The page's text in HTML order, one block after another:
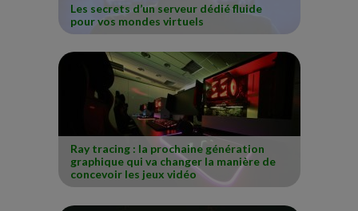
Les secrets d’un serveur dédié fluide
pour vos mondes virtuels
Ray tracing : la prochaine génération
graphique qui va changer la manière de
concevoir les jeux vidéo